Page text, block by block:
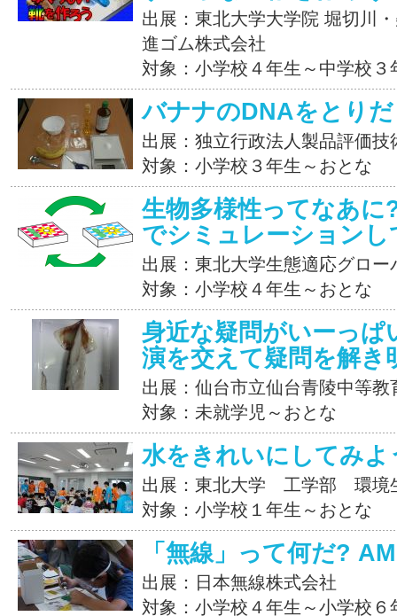
出展：東北大学大学院 堀切川
進ゴム株式会社
対象：小学校４年生～中学校３
バナナのDNAをとり
出展：独立行政法人製品評価
対象：小学校３年生～おとな
生物多様性ってなあに
でシミュレーションし
出展：東北大学生態適応グロー
対象：小学校４年生～おとな
身近な疑問がいーっぱ
演を交えて疑問を解き
出展：仙台市立仙台青陵中等教
対象：未就学児～おとな
水をきれいにしてみよ
出展：東北大学 工学部 環境
対象：小学校１年生～おとな
「無線」って何だ?
出展：日本無線株式会社
対象：小学校４年生～小学校６